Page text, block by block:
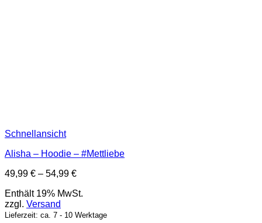
Schnellansicht
Alisha – Hoodie – #Mettliebe
49,99 € – 54,99 €Preisspanne:
bis
Enthält 19% MwSt.
zzgl. Versand
Lieferzeit: ca. 7 - 10 Werktage